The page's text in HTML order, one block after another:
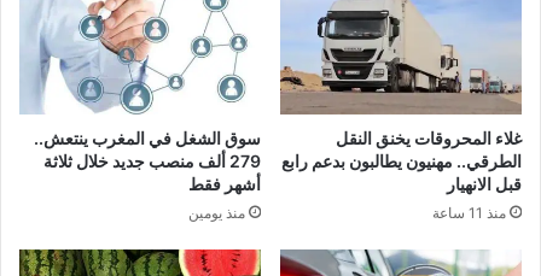
غلاء المحروقات يخنق النقل
الطرقي.. مهنيون يطالبون بدعم رابع
قبل الانهيار
منذ 11 ساعة
سوق الشغل في المغرب ينتعش..
279 ألف منصب جديد خلال ثلاثة
أشهر فقط
منذ يومين